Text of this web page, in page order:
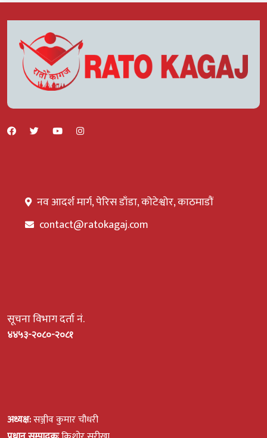
नव आदर्श मार्ग, पेरिस डाँडा, कोटेश्वोर, काठमाडौं
contact@ratokagaj.com
सूचना विभाग दर्ता नं.
४४५३-२०८०-२०८१
अध्यक्ष:सञ्जीव कुमार चौधरी